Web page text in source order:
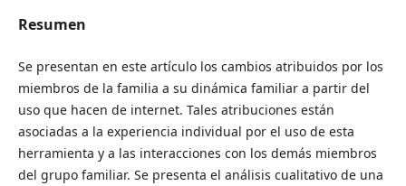
Resumen
Se presentan en este artículo los cambios atribuidos por los
miembros de la familia a su dinámica familiar a partir del
uso que hacen de internet. Tales atribuciones están
asociadas a la experiencia individual por el uso de esta
herramienta y a las interacciones con los demás miembros
del grupo familiar. Se presenta el análisis cualitativo de una